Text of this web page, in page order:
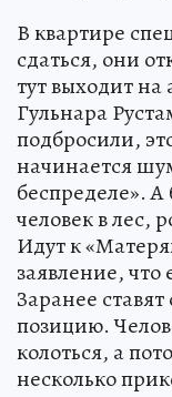
В квартире
сдаться, они
тут выходит
Гульнара
подбросили,
начинается
беспределе».
человек в лес,
Идут к
заявление,
Заранее
позицию.
колоться, а
несколько